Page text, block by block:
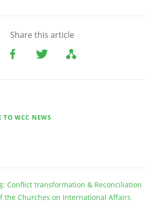
Share this article
TO WCC NEWS
Conflict transformation & Reconciliation
the Churches on International Affairs